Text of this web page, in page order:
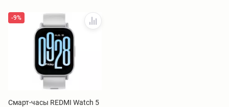
-9%
Смарт-часы REDMI Watch 5